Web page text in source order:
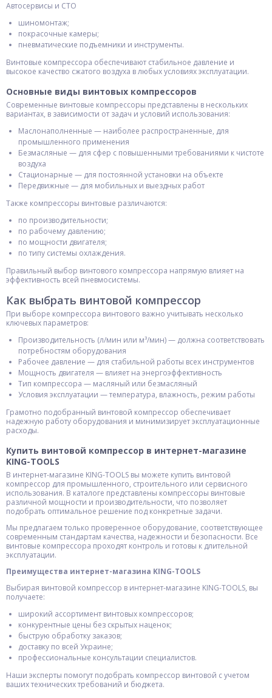
Автосервисы и СТО
шиномонтаж;
покрасочные камеры;
пневматические подъемники и инструменты.
Винтовые компрессора обеспечивают стабильное давление и
высокое качество сжатого воздуха в любых условиях эксплуатации.
Основные виды винтовых компрессоров
Современные винтовые компрессоры представлены в нескольких
вариантах, в зависимости от задач и условий использования:
Маслонаполненные — наиболее распространенные, для
промышленного применения
Безмасляные — для сфер с повышенными требованиями к чистоте
воздуха
Стационарные — для постоянной установки на объекте
Передвижные — для мобильных и выездных работ
Также компрессоры винтовые различаются:
по производительности;
по рабочему давлению;
по мощности двигателя;
по типу системы охлаждения.
Правильный выбор винтового компрессора напрямую влияет на
эффективность всей пневмосистемы.
Как выбрать винтовой компрессор
При выборе компрессора винтового важно учитывать несколько
ключевых параметров:
Производительность (л/мин или м³/мин) — должна соответствовать
потребностям оборудования
Рабочее давление — для стабильной работы всех инструментов
Мощность двигателя — влияет на энергоэффективность
Тип компрессора — масляный или безмасляный
Условия эксплуатации — температура, влажность, режим работы
Грамотно подобранный винтовой компрессор обеспечивает
надежную работу оборудования и минимизирует эксплуатационные
расходы.
Купить винтовой компрессор в интернет-магазине
KING-TOOLS
В интернет-магазине KING-TOOLS вы можете купить винтовой
компрессор для промышленного, строительного или сервисного
использования. В каталоге представлены компрессоры винтовые
различной мощности и производительности, что позволяет
подобрать оптимальное решение под конкретные задачи.
Мы предлагаем только проверенное оборудование, соответствующее
современным стандартам качества, надежности и безопасности. Все
винтовые компрессора проходят контроль и готовы к длительной
эксплуатации.
Преимущества интернет-магазина KING-TOOLS
Выбирая винтовой компрессор в интернет-магазине KING-TOOLS, вы
получаете:
широкий ассортимент винтовых компрессоров;
конкурентные цены без скрытых наценок;
быструю обработку заказов;
доставку по всей Украине;
профессиональные консультации специалистов.
Наши эксперты помогут подобрать компрессор винтовой с учетом
ваших технических требований и бюджета.